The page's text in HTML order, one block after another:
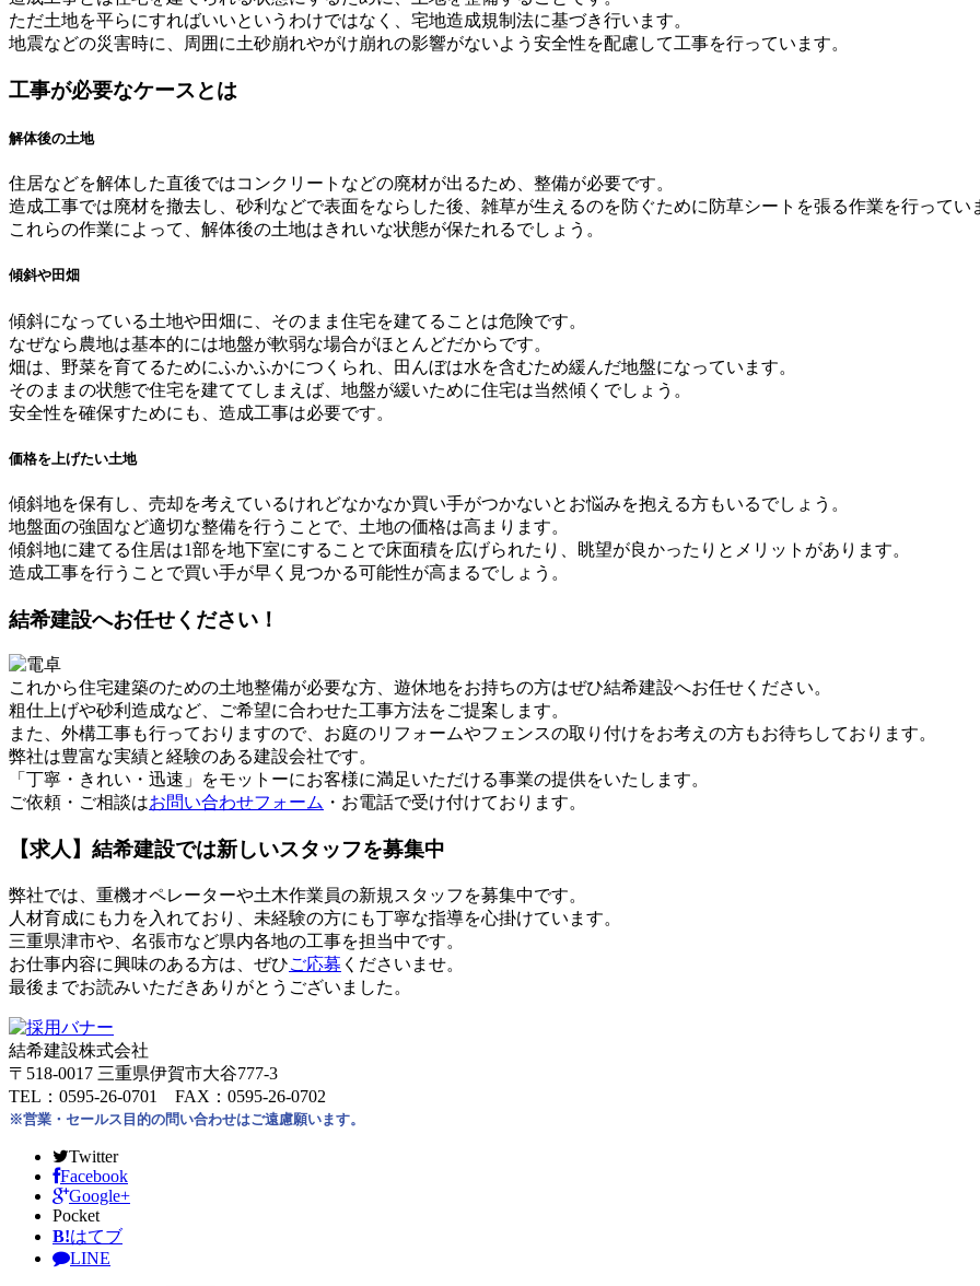
ただ土地を平らにすればいいというわけではなく、宅地造成規制法に基づき行います。
地震などの災害時に、周囲に土砂崩れやがけ崩れの影響がないよう安全性を配慮して工事を行っています。
工事が必要なケースとは
解体後の土地
住居などを解体した直後ではコンクリートなどの廃材が出るため、整備が必要です。
造成工事では廃材を撤去し、砂利などで表面をならした後、雑草が生えるのを防ぐために防草シートを張る作業を行ってい
これらの作業によって、解体後の土地はきれいな状態が保たれるでしょう。
傾斜や田畑
傾斜になっている土地や田畑に、そのまま住宅を建てることは危険です。
なぜなら農地は基本的には地盤が軟弱な場合がほとんどだからです。
畑は、野菜を育てるためにふかふかにつくられ、田んぼは水を含むため緩んだ地盤になっています。
そのままの状態で住宅を建ててしまえば、地盤が緩いために住宅は当然傾くでしょう。
安全性を確保すためにも、造成工事は必要です。
価格を上げたい土地
傾斜地を保有し、売却を考えているけれどなかなか買い手がつかないとお悩みを抱える方もいるでしょう。
地盤面の強固など適切な整備を行うことで、土地の価格は高まります。
傾斜地に建てる住居は1部を地下室にすることで床面積を広げられたり、眺望が良かったりとメリットがあります。
造成工事を行うことで買い手が早く見つかる可能性が高まるでしょう。
結希建設へお任せください！
これから住宅建築のための土地整備が必要な方、遊休地をお持ちの方はぜひ結希建設へお任せください。
粗仕上げや砂利造成など、ご希望に合わせた工事方法をご提案します。
また、外構工事も行っておりますので、お庭のリフォームやフェンスの取り付けをお考えの方もお待ちしております。
弊社は豊富な実績と経験のある建設会社です。
「丁寧・きれい・迅速」をモットーにお客様に満足いただける事業の提供をいたします。
ご依頼・ご相談はお問い合わせフォーム ・お電話で受け付けております。
【求人】結希建設では新しいスタッフを募集中
弊社では、重機オペレーターや土木作業員の新規スタッフを募集中です。
人材育成にも力を入れており、未経験の方にも丁寧な指導を心掛けています。
三重県津市や、名張市など県内各地の工事を担当中です。
お仕事内容に興味のある方は、ぜひご応募 くださいませ。
最後までお読みいただきありがとうございました。
結希建設株式会社
〒518-0017 三重県伊賀市大谷777-3
TEL：0595-26-0701 FAX：0595-26-0702
※営業・セールス目的の問い合わせはご遠慮願います。
Twitter
Facebook
Google+
Pocket
B!はてブ
LINE